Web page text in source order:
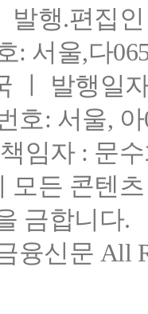
행.편집
: 서울,다
ㅣ 발행일
호: 서울,
임자 : 문
모든 콘텐
금합니다.
신문 All